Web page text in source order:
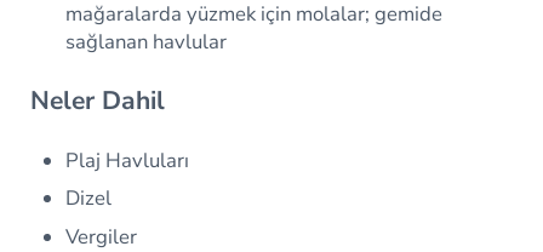
mağaralarda yüzmek için molalar; gemide
sağlanan havlular
Neler Dahil
Plaj Havluları
Dizel
Vergiler